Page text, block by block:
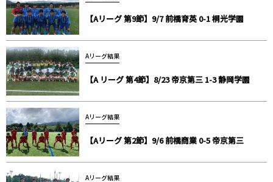
【Aリーグ 第9節】9/7 前橋育英 0-1 桐光学園
Aリーグ結果
【A リーグ 第4節】8/23 帝京第三 1-3 静岡学園
Aリーグ結果
【Aリーグ 第2節】9/6 前橋商業 0-5 帝京第三
Aリーグ結果